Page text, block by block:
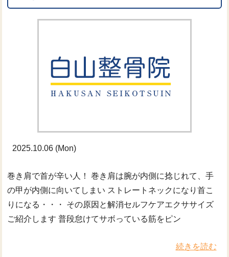
2025.10.06 (Mon)
巻き肩で首が辛い人！ 巻き肩は腕が内側に捻じれて、手
の甲が内側に向いてしまい ストレートネックになり首こ
りになる・・・ その原因と解消セルフケアエクササイズ
ご紹介します 普段怠けてサボっている筋をピン
続きを読む